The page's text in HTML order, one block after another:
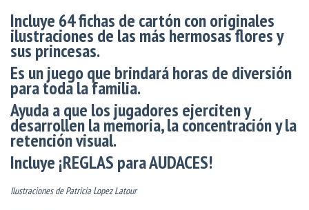
Incluye 64 fichas de cartón con originales
ilustraciones de las más hermosas flores y
sus princesas.
Es un juego que brindará horas de diversión
para toda la familia.
Ayuda a que los jugadores ejerciten y
desarrollen la memoria, la concentración y la
retención visual.
Incluye ¡REGLAS para AUDACES!
Ilustraciones de Patricia Lopez Latour